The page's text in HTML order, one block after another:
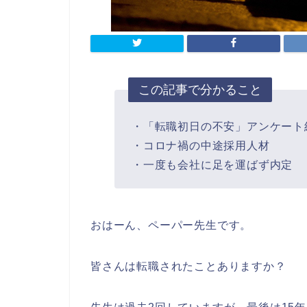
この記事で分かること
・「転職初日の不安」アンケー
・コロナ禍の中途採用人材
・一度も会社に足を運ばず内定
おはーん、ペーパー先生です。
皆さんは転職されたことありますか？